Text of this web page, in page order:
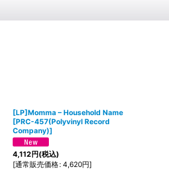
[LP]Momma – Household Name
[PRC-457(Polyvinyl Record
Company)]
4,112円(税込)
[通常販売価格: 4,620円]